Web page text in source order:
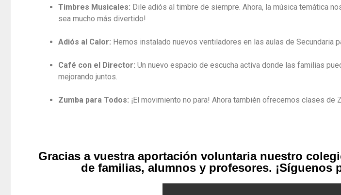
Timbres Musicales: Dile adiós al timbre de siempre. Ahora, la música temática
sea mucho más divertido!
Adiós al Calor: Hemos instalado nuevos ventiladores en las aulas de Secundaria
Café con el Director: Un nuevo espacio de escucha activa donde las familias
mejorando juntos.
Zumba para Todos: ¡El movimiento no para! Ahora también ofrecemos clases de
Gracias a vuestra aportación voluntaria nuestro
de familias, alumnos y profesores. ¡Síguenos